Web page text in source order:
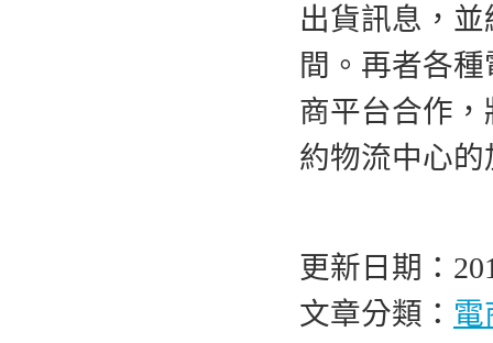
出貨訊息，
間。再者各
商平台合作
約物流中心
更新日期：
文章分類： 電